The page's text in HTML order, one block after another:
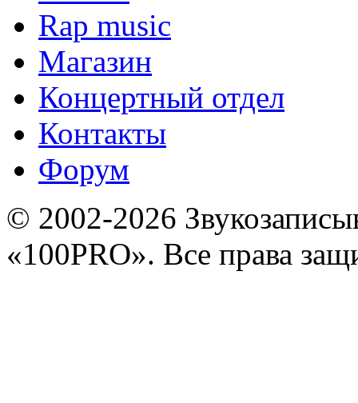
Rap music
Магазин
Концертный отдел
Контакты
Форум
© 2002-2026
«100PRO». Все права